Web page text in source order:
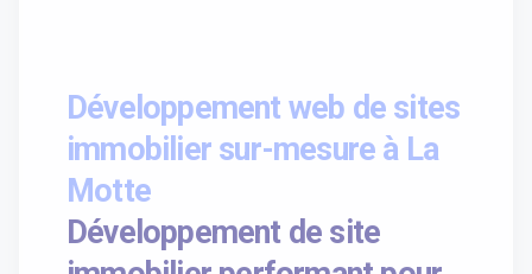
Développement web de sites
immobilier sur-mesure à La
Motte
Développement de site